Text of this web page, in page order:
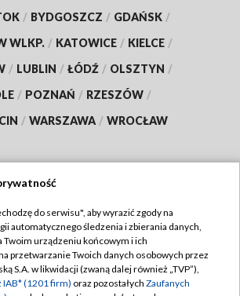
/ BYDGOSZCZ / GDAŃSK /
WLKP. / KATOWICE / KIELCE /
/ LUBLIN / ŁÓDŹ / OLSZTYN /
/ POZNAŃ / RZESZÓW /
/ WARSZAWA / WROCŁAW
TVP
Regulamin TVP
Polityka prywatności
do serwisu", aby wyrazić zgody na
automatycznego śledzenia i zbierania danych,
Twoim urządzeniu końcowym i ich
przetwarzanie Twoich danych osobowych przez
S.A. w likwidacji (zwaną dalej również „TVP”),
IAB* (1201 firm) oraz pozostałych Zaufanych